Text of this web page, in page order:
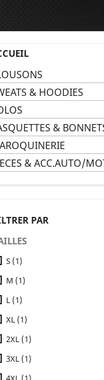
& HOODIES
&
& ACC.AUTO/
PAR
S (1)
M (1)
L (1)
XL (1)
2XL (1)
3XL (1)